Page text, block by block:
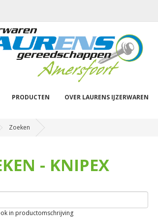
PRODUCTEN OVER LAURENS IJZERWAREN
Zoeken
- KNIPEX
in productomschrijving